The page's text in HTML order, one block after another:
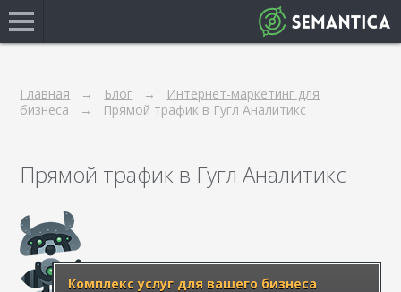
Главная Блог
Интернет-маркетинг для
бизнеса
Прямой трафик в Гугл Аналитикс
Прямой трафик в Гугл Аналитикс
Комплекс услуг для вашего бизнеса